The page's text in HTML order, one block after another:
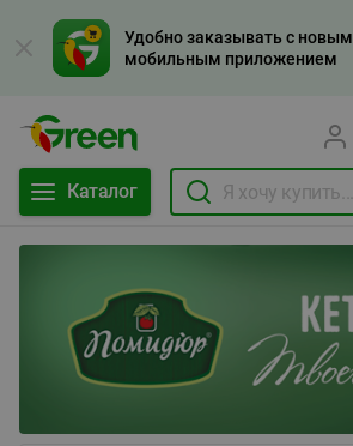
Удобно заказывать с новым
мобильным приложением
Каталог